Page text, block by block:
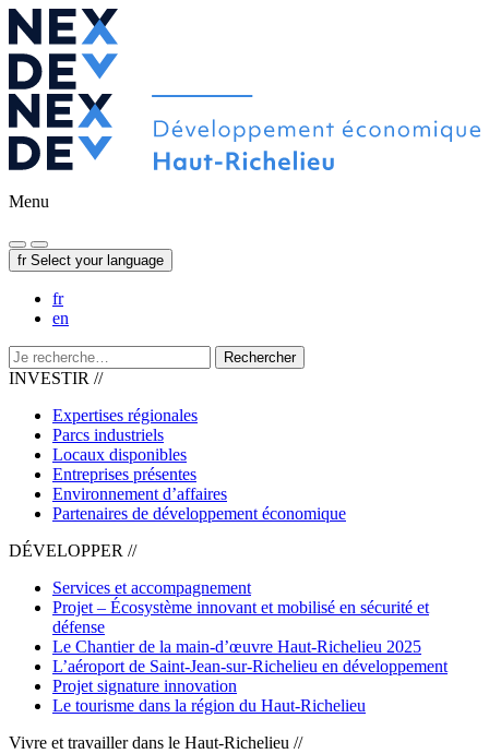
Menu
fr Select your language
fr
en
Rechercher
INVESTIR //
Expertises régionales
Parcs industriels
Locaux disponibles
Entreprises présentes
Environnement d’affaires
Partenaires de développement économique
DÉVELOPPER //
Services et accompagnement
Projet – Écosystème innovant et mobilisé en sécurité et
défense
Le Chantier de la main-d’œuvre Haut-Richelieu 2025
L’aéroport de Saint-Jean-sur-Richelieu en développement
Projet signature innovation
Le tourisme dans la région du Haut-Richelieu
Vivre et travailler dans le Haut-Richelieu //